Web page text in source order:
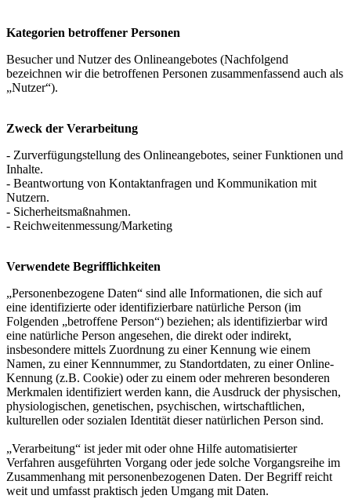
Kategorien betroffener Personen
Besucher und Nutzer des Onlineangebotes (Nachfolgend
bezeichnen wir die betroffenen Personen zusammenfassend auch als
„Nutzer“).
Zweck der Verarbeitung
- Zurverfügungstellung des Onlineangebotes, seiner Funktionen und
Inhalte.
- Beantwortung von Kontaktanfragen und Kommunikation mit
Nutzern.
- Sicherheitsmaßnahmen.
- Reichweitenmessung/Marketing
Verwendete Begrifflichkeiten
„Personenbezogene Daten“ sind alle Informationen, die sich auf
eine identifizierte oder identifizierbare natürliche Person (im
Folgenden „betroffene Person“) beziehen; als identifizierbar wird
eine natürliche Person angesehen, die direkt oder indirekt,
insbesondere mittels Zuordnung zu einer Kennung wie einem
Namen, zu einer Kennnummer, zu Standortdaten, zu einer Online-
Kennung (z.B. Cookie) oder zu einem oder mehreren besonderen
Merkmalen identifiziert werden kann, die Ausdruck der physischen,
physiologischen, genetischen, psychischen, wirtschaftlichen,
kulturellen oder sozialen Identität dieser natürlichen Person sind.
„Verarbeitung“ ist jeder mit oder ohne Hilfe automatisierter
Verfahren ausgeführten Vorgang oder jede solche Vorgangsreihe im
Zusammenhang mit personenbezogenen Daten. Der Begriff reicht
weit und umfasst praktisch jeden Umgang mit Daten.